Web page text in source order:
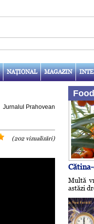
NAŢIONAL MAGAZIN
Jurnalul Prahovean
(202 vizualizări)
Food
Multă
astăzi